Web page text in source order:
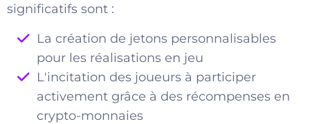
significatifs sont :
La création de jetons personnalisables
pour les réalisations en jeu
L'incitation des joueurs à participer
activement grâce à des récompenses en
crypto-monnaies